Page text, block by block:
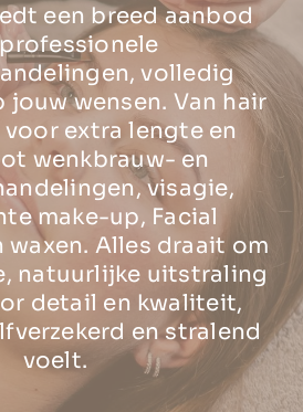
een breed aanbod
volledig
wensen. Van hair
extra lengte en
wenkbrauw- en
visagie,
make-up, Facial
Alles draait om
natuurlijke uitstraling
detail en kwaliteit,
en stralend
voelt.